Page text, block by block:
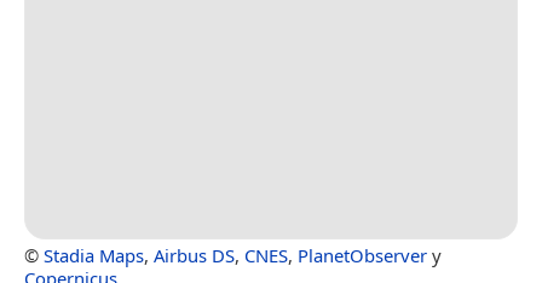
© Stadia Maps, Airbus DS, CNES, PlanetObserver y
Copernicus